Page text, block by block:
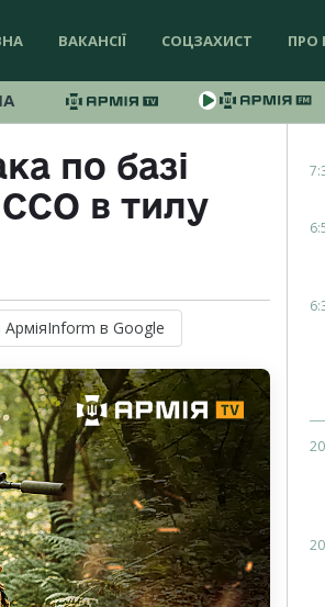
ВАКАНСІЇ СОЦЗАХИСТ ПРО
по базі
в тилу
АрміяInform в Google